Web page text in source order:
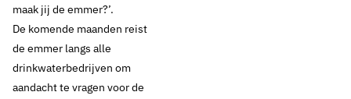
12 december 2023
maak jij de emmer?’.
De komende maanden reist
de emmer langs alle
drinkwaterbedrijven om
aandacht te vragen voor de